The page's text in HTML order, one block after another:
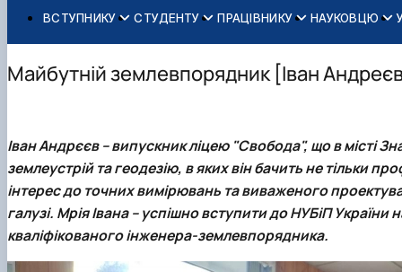
ВСТУПНИКУ
Вступ до НУБіП України 2026
Приймальна комісія
Правила прийому
Підготовчий курс НМТ
Для іноземців / For foreigners
Військова освіта
СТУДЕНТУ
Навчання
Додаткова освіта
Позанавчальна діяльність
Пільги
ПРАЦІВНИКУ
Освітній процес
Міжнародна діяльність
Довідкова інформація
НАУКОВЦЮ
Наукова діяльність
Аспіранту / Докторанту
Захисти дисертацій
Біоетична комісія
Наукові видання
Наука для бізнесу
Управління і самоврядування
Загальна інформація
Офіційні документи
Державні закупівлі
Офіційна символіка
Антикорупційні заходи
Гендерна радниця
Контактна інформація
Майбутній землевпорядник [Іван
Іван Андрєєв– випускник ліцею "Свобода", що в місті
землеустрій та геодезію, в яких він бачить не тільки
інтерес до точних вимірювань та виваженого
галузі. Мрія Івана – успішно вступити до НУБіП України
кваліфікованого інженера-землевпорядника.